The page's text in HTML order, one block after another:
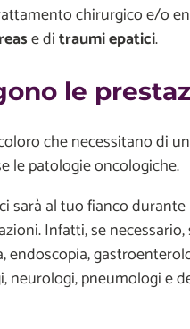
chirurgico e/o
e ditraumi epatici.
le
che necessitano di
le patologie oncologiche.
sarà al tuo fianco
Infatti, se
endoscopia,
neurologi, pneumologi e